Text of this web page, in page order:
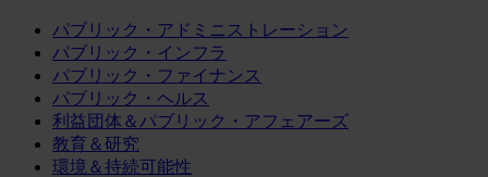
パブリック・アドミニストレーション
パブリック・インフラ
パブリック・ファイナンス
パブリック・ヘルス
利益団体＆パブリック・アフェアーズ
教育＆研究
環境＆持続可能性